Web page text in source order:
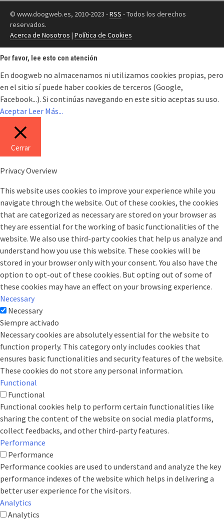
© www.doogweb.es, 2010-2023 -RSS - Todos los derechos
reservados.
Acerca de Nosotros | Política de Cookies
Por favor, lee esto con atención
En doogweb no almacenamos ni utilizamos cookies propias, pero
en el sitio sí puede haber cookies de terceros (Google,
Facebook...). Si continúas navegando en este sitio aceptas su uso.
Aceptar Leer Más...
Cerrar
Privacy Overview
This website uses cookies to improve your experience while you
navigate through the website. Out of these cookies, the cookies
that are categorized as necessary are stored on your browser as
they are essential for the working of basic functionalities of the
website. We also use third-party cookies that help us analyze and
understand how you use this website. These cookies will be
stored in your browser only with your consent. You also have the
option to opt-out of these cookies. But opting out of some of
these cookies may have an effect on your browsing experience.
Necessary
Necessary
Siempre activado
Necessary cookies are absolutely essential for the website to
function properly. This category only includes cookies that
ensures basic functionalities and security features of the website.
These cookies do not store any personal information.
Functional
Functional
Functional cookies help to perform certain functionalities like
sharing the content of the website on social media platforms,
collect feedbacks, and other third-party features.
Performance
Performance
Performance cookies are used to understand and analyze the key
performance indexes of the website which helps in delivering a
better user experience for the visitors.
Analytics
Analytics